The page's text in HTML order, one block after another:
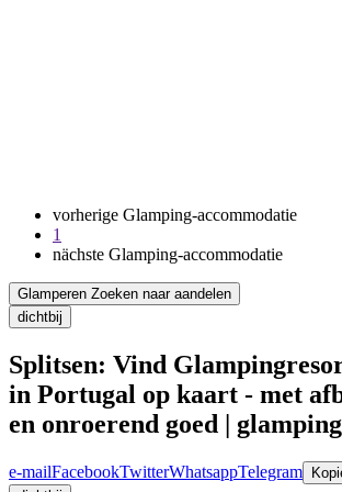
vorherige Glamping-accommodatie
1
nächste Glamping-accommodatie
Glamperen Zoeken naar aandelen
dichtbij
Splitsen: Vind
in Portugal op kaart - met
en onroerend goed |
e-mailFacebookTwitterWhatsappTelegram